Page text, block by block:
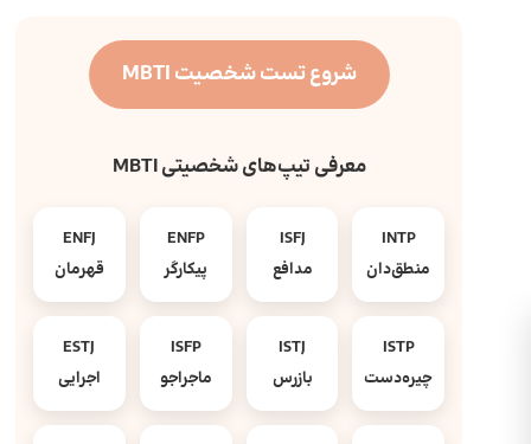
شروع تست شخصیت MBTI
معرفی تیپ‌های شخصیتی MBTI
INTP
منطق‌دان
ISFJ
مدافع
ENFP
پیکارگر
ENFJ
قهرمان
ISTP
چیره‌دست
ISTJ
بازرس
ISFP
ماجراجو
ESTJ
اجرایی